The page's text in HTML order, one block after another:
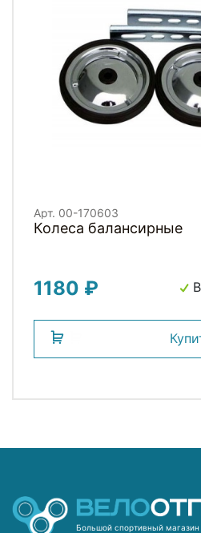
Арт. 00-170603
Колеса балансирные
1180 ₽
Большой спортивный